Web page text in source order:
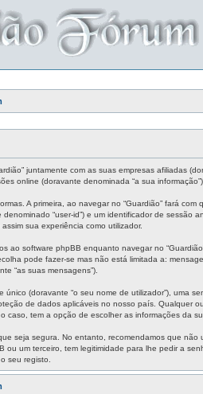
juntamente com as suas empresas afiliadas
online (doravante denominada “a sua informação”).
A primeira, ao navegar no “Guardião” fará
“user-id”) e um identificador de sessão
sua experiência como utilizador.
ao software phpBB enquanto navegar no
pode fazer-se mas não está limitada a:
“as suas mensagens”).
(doravante “o seu nome de utilizador”), uma
de dados aplicáveis no nosso país. Qualquer
caso, tem a opção de escolher as informações
seja segura. No entanto, recomendamos que
ou um terceiro, tem legitimidade para lhe pedir a
seu registo.